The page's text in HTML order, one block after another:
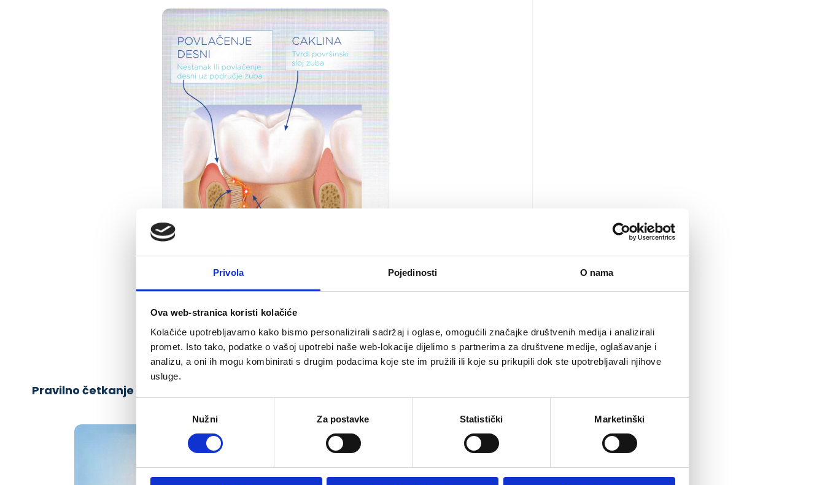
Privola Pojedinosti O nama
Ova web-stranica koristi kolačiće
Kolačiće upotrebljavamo kako bismo personalizirali sadržaj i oglase, omogućili značajke društvenih medija i analizirali
promet. Isto tako, podatke o vašoj upotrebi naše web-lokacije dijelimo s partnerima za društvene medije, oglašavanje i
analizu, a oni ih mogu kombinirati s drugim podacima koje ste im pružili ili koje su prikupili dok ste upotrebljavali njihove
usluge.
Nužni Za postavke Statistički Marketinški
Pravilno četkanje zubi